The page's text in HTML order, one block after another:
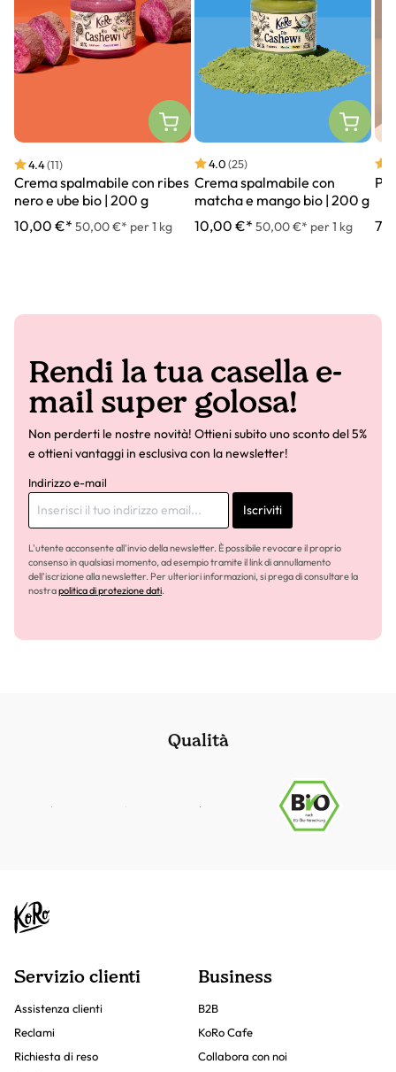
4.4(11)
Crema spalmabile con ribes
nero e ube bio | 200 g
10,00 €* 50,00 €* per 1 kg
4.0(25)
Crema spalmabile con
matcha e mango bio | 200 g
10,00 €* 50,00 €* per 1 kg
Rendi la tua casella e-
mail super golosa!
Non perderti le nostre novità! Ottieni subito uno sconto del 5%
e ottieni vantaggi in esclusiva con la newsletter!
Indirizzo e-mail
Iscriviti
L'utente acconsente all'invio della newsletter. È possibile revocare il proprio
consenso in qualsiasi momento, ad esempio tramite il link di annullamento
dell'iscrizione alla newsletter. Per ulteriori informazioni, si prega di consultare la
nostrapolitica di protezione dati.
Qualità
Servizio clienti
Assistenza clienti
Reclami
Richiesta di reso
Business
B2B
KoRo Cafe
Collabora con noi